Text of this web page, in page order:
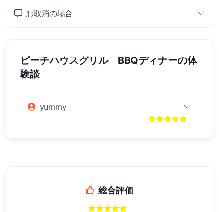
お取消の場合
ビーチハウスグリル BBQディナーの体
験談
yummy
総合評価